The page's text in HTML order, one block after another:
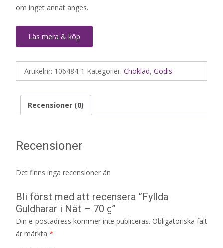
om inget annat anges.
Läs mera & köp
Artikelnr: 106484-1 Kategorier: Choklad, Godis
Recensioner (0)
Recensioner
Det finns inga recensioner än.
Bli först med att recensera ”Fyllda
Guldharar i Nät – 70 g”
Din e-postadress kommer inte publiceras. Obligatoriska fält
är märkta *